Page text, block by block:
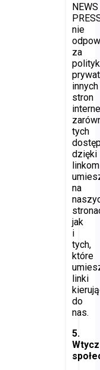
NEWS
nie
za
innych
stron
tych
dzięki
linkom
na
jak
i
tych,
które
linki
do
nas.
5.